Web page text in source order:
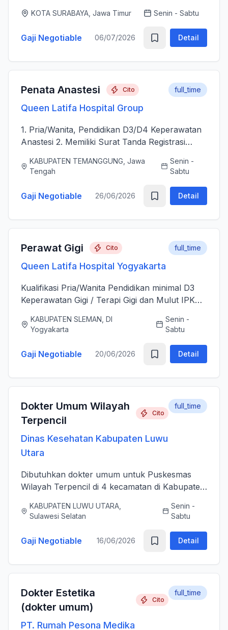
memberikan layanan kesehatan bagi
masyarakat. Kami mencari dokter yang memiliki
k...
KOTA SURABAYA, Jawa Timur Senin - Sabtu
Gaji Negotiable 06/07/2026 Detail
Penata Anastesi Cito
Queen Latifa Hospital Group
full_time
1. Pria/Wanita, Pendidikan D3/D4 Keperawatan
Anastesi 2. Memiliki Surat Tanda Registrasi
kepenataan anestesi sebelum, selama, dan
sesudah Tindakan Operasi 3....
KABUPATEN TEMANGGUNG, Jawa
Tengah
Senin -
Sabtu
Gaji Negotiable 26/06/2026 Detail
Perawat Gigi Cito
Queen Latifa Hospital Yogyakarta
full_time
Kualifikasi Pria/Wanita Pendidikan minimal D3
Keperawatan Gigi / Terapi Gigi dan Mulut IPK
(STR) yang masih aktif Memiliki ijazah dan
sertifikat pendu...
KABUPATEN SLEMAN, DI
Yogyakarta
Senin -
Sabtu
Gaji Negotiable 20/06/2026 Detail
Dokter Umum Wilayah
Terpencil
Cito
Dinas Kesehatan Kabupaten Luwu
Utara
full_time
Dibutuhkan dokter umum untuk Puskesmas
Wilayah Terpencil di 4 kecamatan di Kabupaten
KABUPATEN LUWU UTARA,
Sulawesi Selatan
Senin -
Sabtu
Gaji Negotiable 16/06/2026 Detail
Dokter Estetika
(dokter umum)
Cito
PT. Rumah Pesona Medika
full_time